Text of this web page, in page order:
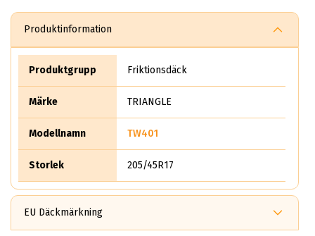
Produktinformation
Produktgrupp Friktionsdäck
Märke TRIANGLE
Modellnamn TW401
Storlek 205/45R17
EU Däckmärkning